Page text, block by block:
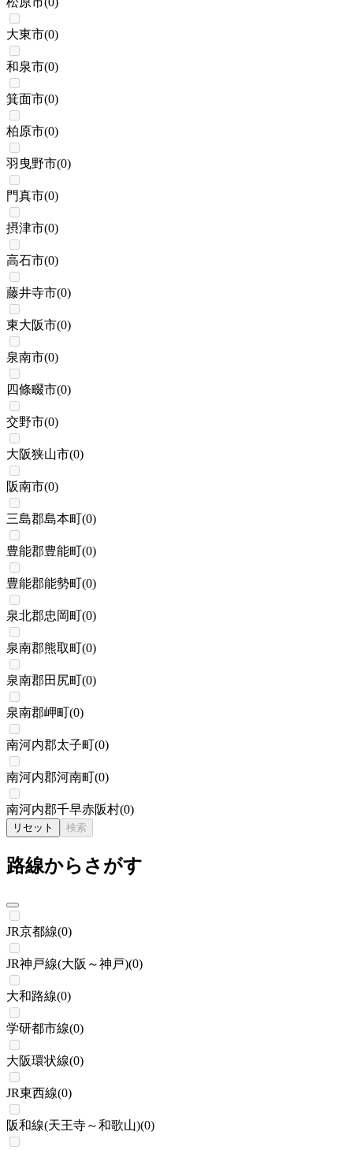
大東市(0)
和泉市(0)
箕面市(0)
柏原市(0)
羽曳野市(0)
門真市(0)
摂津市(0)
高石市(0)
藤井寺市(0)
東大阪市(0)
泉南市(0)
四條畷市(0)
交野市(0)
大阪狭山市(0)
阪南市(0)
三島郡島本町(0)
豊能郡豊能町(0)
豊能郡能勢町(0)
泉北郡忠岡町(0)
泉南郡熊取町(0)
泉南郡田尻町(0)
泉南郡岬町(0)
南河内郡太子町(0)
南河内郡河南町(0)
南河内郡千早赤阪村(0)
リセット 検索
路線からさがす
JR京都線(0)
JR神戸線(大阪～神戸)(0)
大和路線(0)
学研都市線(0)
大阪環状線(0)
JR東西線(0)
阪和線(天王寺～和歌山)(0)